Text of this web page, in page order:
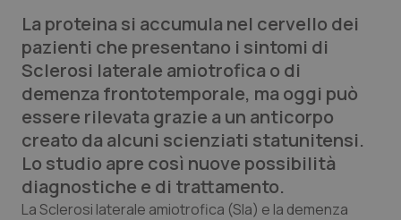
Lettere al direttore
Edizioni Regionali
QS Pro
Professionisti Sanitari.AI
Abruzzo
QS Pro Gold
La proteina si accumula nel cervello dei
pazienti che presentano i sintomi di
Sclerosi laterale amiotrofica o di
demenza frontotemporale, ma oggi può
essere rilevata grazie a un anticorpo
creato da alcuni scienziati statunitensi.
Lo studio apre così nuove possibilità
diagnostiche e di trattamento.
La Sclerosi laterale amiotrofica (Sla) e la demenza